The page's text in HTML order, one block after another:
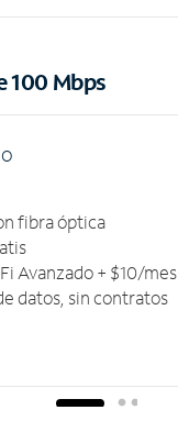
100 Mbps
o
fibra óptica
Avanzado + $10/mes
datos, sin contratos